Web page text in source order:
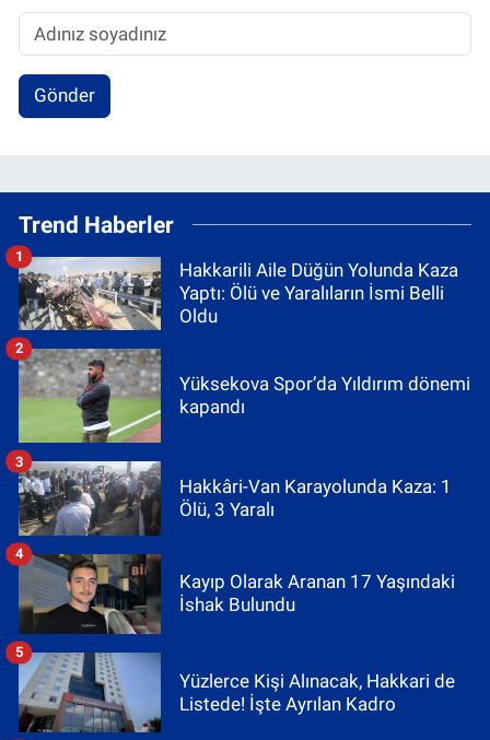
Gönder
Trend Haberler
Hakkarili Aile Düğün Yolunda Kaza
Yaptı: Ölü ve Yaralıların İsmi Belli
Oldu
1
Yüksekova Spor’da Yıldırım dönemi
kapandı
2
Hakkâri-Van Karayolunda Kaza: 1
Ölü, 3 Yaralı
3
Kayıp Olarak Aranan 17 Yaşındaki
İshak Bulundu
4
Yüzlerce Kişi Alınacak, Hakkari de
Listede! İşte Ayrılan Kadro
5